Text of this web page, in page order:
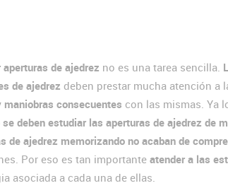
aperturas de ajedrez no es una tarea sencilla.
de ajedrez deben prestar mucha atención a
maniobras consecuentes con las mismas. Ya
se deben estudiar las aperturas de ajedrez de
de ajedrez memorizando no acaban de
Por eso es tan importanteatender a las
asociada a cada una de ellas.